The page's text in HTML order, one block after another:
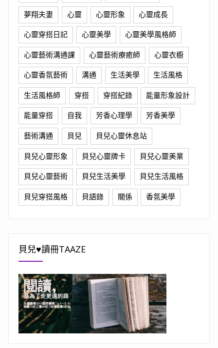
夢翔夫妻 心靈 心靈形象 心靈成長
心靈穿搭日記 心靈美學 心靈美學風格師
心靈藝術溝通課 心靈藝術療癒師 心靈衣櫥
心靈香氛藝術 溝通 生活美學 生活風格
生活風格師 穿搭 穿搭紀錄 能量形象設計
能量穿搭 自我 芳香心理學 芳香美學
藝術溝通 貝兒 貝兒心靈休息站
貝兒心靈形象 貝兒心靈牌卡 貝兒心靈美業
貝兒心靈藝術 貝兒生活美學 貝兒生活風格
貝兒穿搭風格 貝語錄 關係 香氛美學
貝兒♥讀冊TAAZE